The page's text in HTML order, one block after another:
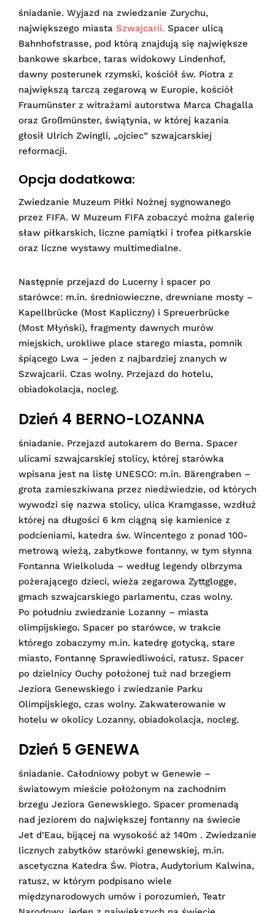
śniadanie. Wyjazd na zwiedzanie Zurychu,
największego miasta Szwajcarii. Spacer ulicą
Bahnhofstrasse, pod którą znajdują się największe
bankowe skarbce, taras widokowy Lindenhof,
dawny posterunek rzymski, kościół św. Piotra z
największą tarczą zegarową w Europie, kościół
Fraumünster z witrażami autorstwa Marca Chagalla
oraz Großmünster, świątynia, w której kazania
głosił Ulrich Zwingli, „ojciec” szwajcarskiej
reformacji.
Opcja dodatkowa:
Zwiedzanie Muzeum Piłki Nożnej sygnowanego
przez FIFA. W Muzeum FIFA zobaczyć można galerię
sław piłkarskich, liczne pamiątki i trofea piłkarskie
oraz liczne wystawy multimedialne.
Następnie przejazd do Lucerny i spacer po
starówce: m.in. średniowieczne, drewniane mosty –
Kapellbrücke (Most Kapliczny) i Spreuerbrücke
(Most Młyński), fragmenty dawnych murów
miejskich, urokliwe place starego miasta, pomnik
śpiącego Lwa – jeden z najbardziej znanych w
Szwajcarii. Czas wolny. Przejazd do hotelu,
obiadokolacja, nocleg.
Dzień 4 BERNO-LOZANNA
śniadanie. Przejazd autokarem do Berna. Spacer
ulicami szwajcarskiej stolicy, której starówka
wpisana jest na listę UNESCO: m.in. Bärengraben –
grota zamieszkiwana przez niedźwiedzie, od których
wywodzi się nazwa stolicy, ulica Kramgasse, wzdłuż
której na długości 6 km ciągną się kamienice z
podcieniami, katedra św. Wincentego z ponad 100-
metrową wieżą, zabytkowe fontanny, w tym słynna
Fontanna Wielkoluda – według legendy olbrzyma
pożerającego dzieci, wieża zegarowa Zyttglogge,
gmach szwajcarskiego parlamentu, czas wolny.
Po południu zwiedzanie Lozanny – miasta
olimpijskiego. Spacer po starówce, w trakcie
którego zobaczymy m.in. katedrę gotycką, stare
miasto, Fontannę Sprawiedliwości, ratusz. Spacer
po dzielnicy Ouchy położonej tuż nad brzegiem
Jeziora Genewskiego i zwiedzanie Parku
Olimpijskiego, czas wolny. Zakwaterowanie w
hotelu w okolicy Lozanny, obiadokolacja, nocleg.
Dzień 5 GENEWA
śniadanie. Całodniowy pobyt w Genewie –
światowym mieście położonym na zachodnim
brzegu Jeziora Genewskiego. Spacer promenadą
nad jeziorem do największej fontanny na świecie
Jet d’Eau, bijącej na wysokość aż 140m . Zwiedzanie
licznych zabytków starówki genewskiej, m.in.
ascetyczna Katedra Św. Piotra, Audytorium Kalwina,
ratusz, w którym podpisano wiele
międzynarodowych umów i porozumień, Teatr